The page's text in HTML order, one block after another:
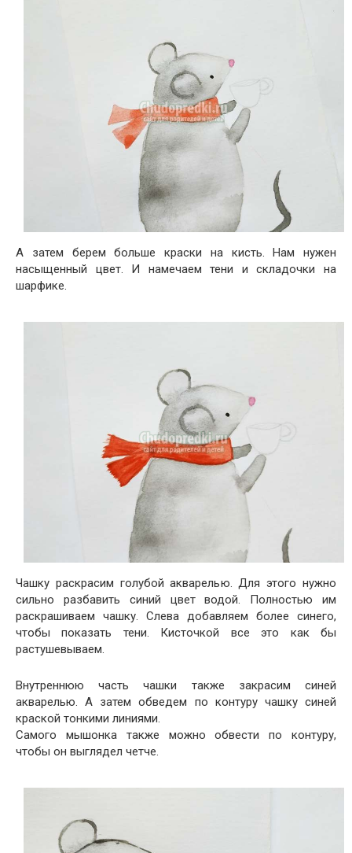
А затем берем больше краски на кисть. Нам нужен
насыщенный цвет. И намечаем тени и складочки на
шарфике.
Чашку раскрасим голубой акварелью. Для этого нужно
сильно разбавить синий цвет водой. Полностью им
раскрашиваем чашку. Слева добавляем более синего,
чтобы показать тени. Кисточкой все это как бы
растушевываем.
Внутреннюю часть чашки также закрасим синей
акварелью. А затем обведем по контуру чашку синей
краской тонкими линиями.
Самого мышонка также можно обвести по контуру,
чтобы он выглядел четче.